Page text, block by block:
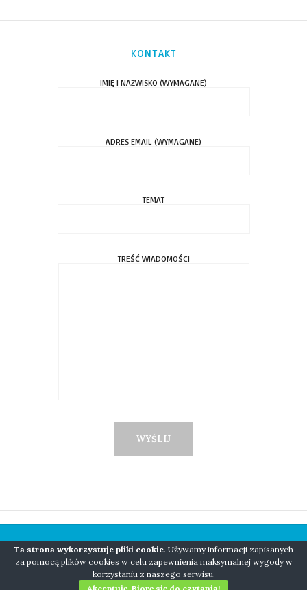
KONTAKT
IMIĘ I NAZWISKO (WYMAGANE)
ADRES EMAIL (WYMAGANE)
TEMAT
TREŚĆ WIADOMOŚCI
COPYRIGHT © 2018 NIANIO BORN TO BE WILD
WEBMASTER: ARTFORCEONE.PL
Ta strona wykorzystuje pliki cookie. Używamy informacji zapisanych
za pomocą plików cookies w celu zapewnienia maksymalnej wygody w
korzystaniu z naszego serwisu.